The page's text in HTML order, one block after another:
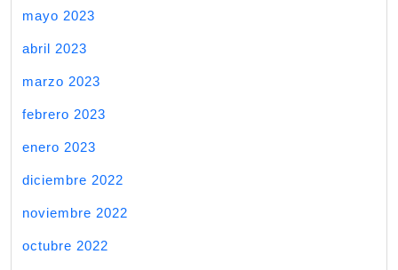
mayo 2023
abril 2023
marzo 2023
febrero 2023
enero 2023
diciembre 2022
noviembre 2022
octubre 2022